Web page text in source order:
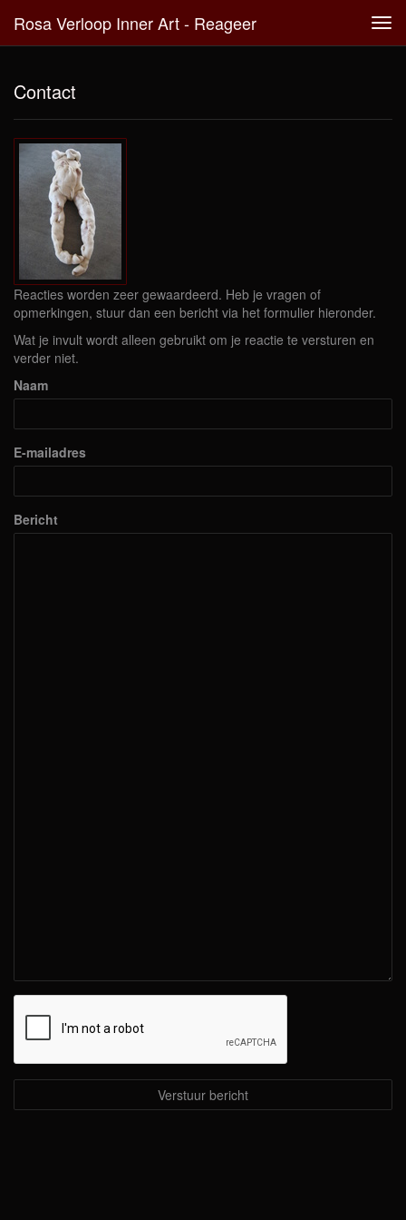
Rosa Verloop Inner Art - Reageer
Contact
Reacties worden zeer gewaardeerd. Heb je vragen of
opmerkingen, stuur dan een bericht via het formulier hieronder.
Wat je invult wordt alleen gebruikt om je reactie te versturen en
verder niet.
Naam
E-mailadres
Bericht